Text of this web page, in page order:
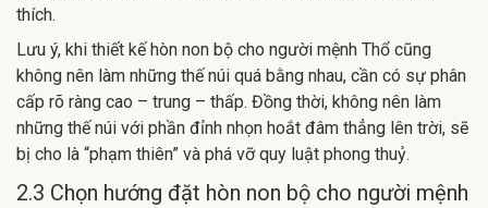
thích.
Lưu ý, khi thiết kế hòn non bộ cho người mệnh Thổ cũng
không nên làm những thế núi quá bằng nhau, cần có sự phân
cấp rõ ràng cao – trung – thấp. Đồng thời, không nên làm
những thế núi với phần đỉnh nhọn hoắt đâm thẳng lên trời, sẽ
bị cho là “phạm thiên” và phá vỡ quy luật phong thuỷ.
2.3 Chọn hướng đặt hòn non bộ cho người mệnh